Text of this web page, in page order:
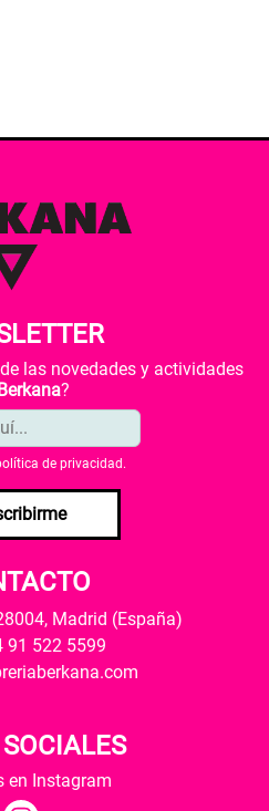
las novedades y actividades
Berkana?
de privacidad .
Madrid (España)
91 522 5599
SOCIALES
en Instagram